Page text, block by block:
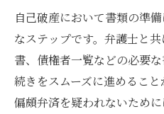
自己破産において書類の準
なステップです。弁護士と
書、債権者一覧などの必要
続きをスムーズに進めるこ
偏頗弁済を疑われないため